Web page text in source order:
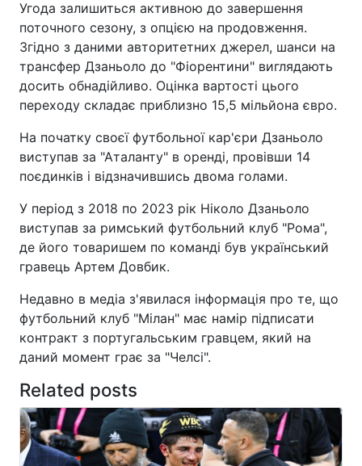
Угода залишиться активною до завершення
поточного сезону, з опцією на продовження.
Згідно з даними авторитетних джерел, шанси на
трансфер Дзаньоло до "Фіорентини" виглядають
досить обнадійливо. Оцінка вартості цього
переходу складає приблизно 15,5 мільйона євро.
На початку своєї футбольної кар'єри Дзаньоло
виступав за "Аталанту" в оренді, провівши 14
поєдинків і відзначившись двома голами.
У період з 2018 по 2023 рік Ніколо Дзаньоло
виступав за римський футбольний клуб "Рома",
де його товаришем по команді був український
гравець Артем Довбик.
Недавно в медіа з'явилася інформація про те, що
футбольний клуб "Мілан" має намір підписати
контракт з португальським гравцем, який на
даний момент грає за "Челсі".
Related posts